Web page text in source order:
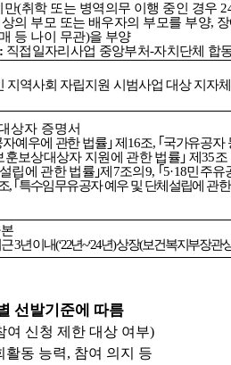
만(취학 또는 병역의무 이행 중인 경우
의 부모 또는 배우자의 부모를 부양,
등 나이 무관)을 부양
: 직접일자리사업 중앙부처-자치단체 합
지역사회 자립지원 시범사업 대상 지자
상자 증명서
예우에 관한 법률 ｣제 16조, ｢국가유공자
훈보상대상자 지원에 관한 법률 ｣ 제35조
립에 관한 법률 ｣제 7조의 9, ｢5·18민주유
, ｢특수임무유공자 예우 및 단체설립에 관
3년 이내(‘22년~‘24년)상장(보건복지부장관
선발기준에 따름
여 신청 제한 대상 여부)
활동 능력, 참여 의지 등